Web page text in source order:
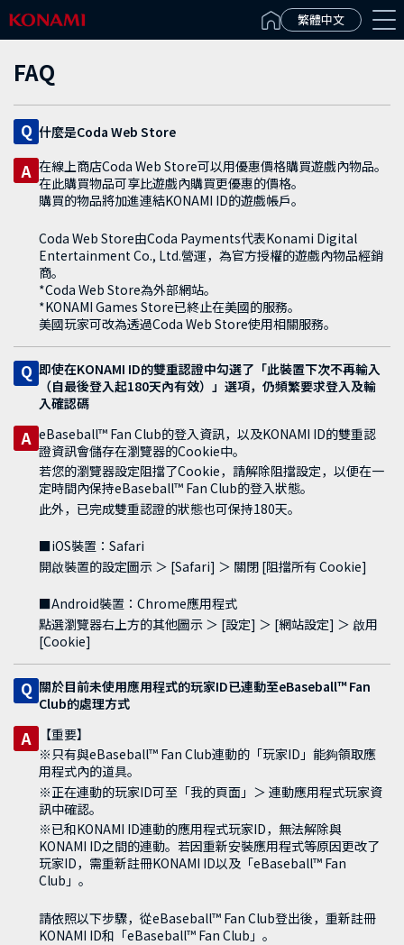
繁體中文
FAQ
Q 什麼是Coda Web Store
A 在線上商店Coda Web Store可以用優惠價格購買遊戲內物品。
在此購買物品可享比遊戲內購買更優惠的價格。
購買的物品將加進連結KONAMI ID的遊戲帳戶。
Coda Web Store由Coda Payments代表Konami Digital
Entertainment Co., Ltd.營運，為官方授權的遊戲內物品經銷
商。
*Coda Web Store為外部網站。
*KONAMI Games Store已終止在美國的服務。
美國玩家可改為透過Coda Web Store使用相關服務。
Q 即使在KONAMI ID的雙重認證中勾選了「此裝置下次不再輸入
（自最後登入起180天內有效）」選項，仍頻繁要求登入及輸
入確認碼
A eBaseball™ Fan Club的登入資訊，以及KONAMI ID的雙重認
證資訊會儲存在瀏覽器的Cookie中。
若您的瀏覽器設定阻擋了Cookie，請解除阻擋設定，以便在一
定時間內保持eBaseball™ Fan Club的登入狀態。
此外，已完成雙重認證的狀態也可保持180天。
■iOS裝置：Safari
開啟裝置的設定圖示 ＞ [Safari] ＞ 關閉 [阻擋所有 Cookie]
■Android裝置：Chrome應用程式
點選瀏覽器右上方的其他圖示 ＞ [設定] ＞ [網站設定] ＞ 啟用
[Cookie]
Q 關於目前未使用應用程式的玩家ID已連動至eBaseball™ Fan
Club的處理方式
A
【重要】
※只有與eBaseball™ Fan Club連動的「玩家ID」能夠領取應
用程式內的道具。
※正在連動的玩家ID可至「我的頁面」＞ 連動應用程式玩家資
訊中確認。
※已和KONAMI ID連動的應用程式玩家ID，無法解除與
KONAMI ID之間的連動。若因重新安裝應用程式等原因更改了
玩家ID，需重新註冊KONAMI ID以及「eBaseball™ Fan
Club」。
請依照以下步驟，從eBaseball™ Fan Club登出後，重新註冊
KONAMI ID和「eBaseball™ Fan Club」。